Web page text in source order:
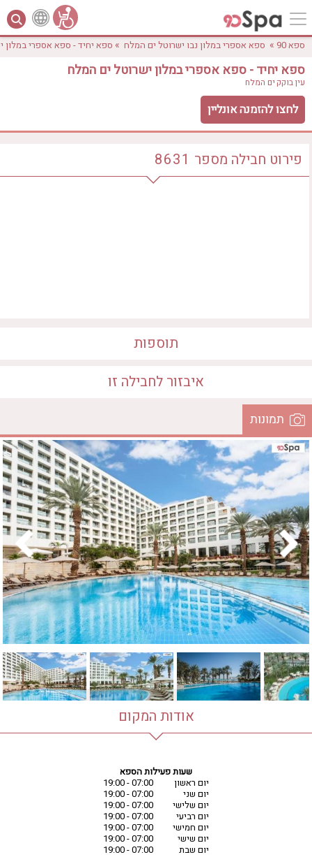
לפי אבזורים
טיפולי קוסמטיקה
סאונה רטובה
סאונה יבשה
סוויטה
עיסוי אבנים חמות
עיסוי תאילנדי
שיאצו
אישור
ספא 90 » ספא אספרי במלון נבו ישרוטל ים המלח » ספא יחיד - ספא אספרי במלון
ספא יחיד - ספא אספרי במלון ישרוטל ים המלח
עין בוקקים המלח
לחצו להזמנה אונליין
פירוט חבילה מספר 8631
תוספות
איבזור לחבילה זו
איבזור במקום
• סאונה רטובה
• בריכה מחוממת
• ג'קוזי
• ארוחה
• בריכה חיצונית
• סאונה יבשה
• טיפול קלאסי
תמונות
המקום
אודות המקום
שעות פעילות הספא
יום ראשון
07:00 - 19:00
יום שני
07:00 - 19:00
יום שלישי
07:00 - 19:00
יום רביעי
07:00 - 19:00
יום חמישי
07:00 - 19:00
יום שישי
07:00 - 19:00
יום שבת
07:00 - 19:00